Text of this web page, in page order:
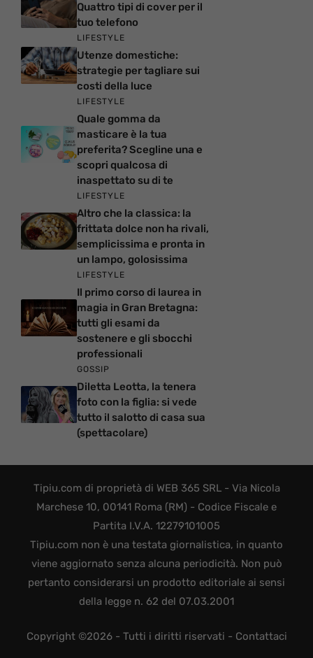
Quattro tipi di cover per il
tuo telefono
LIFESTYLE
Utenze domestiche:
strategie per tagliare sui
costi della luce
LIFESTYLE
Quale gomma da
masticare è la tua
preferita? Scegline una e
scopri qualcosa di
inaspettato su di te
LIFESTYLE
Altro che la classica: la
frittata dolce non ha rivali,
semplicissima e pronta in
un lampo, golosissima
LIFESTYLE
Il primo corso di laurea in
magia in Gran Bretagna:
tutti gli esami da
sostenere e gli sbocchi
professionali
GOSSIP
Diletta Leotta, la tenera
foto con la figlia: si vede
tutto il salotto di casa sua
(spettacolare)
Tipiu.com di proprietà di WEB 365 SRL - Via Nicola
Marchese 10, 00141 Roma (RM) - Codice Fiscale e
Partita I.V.A. 12279101005
Tipiu.com non è una testata giornalistica, in quanto
viene aggiornato senza alcuna periodicità. Non può
pertanto considerarsi un prodotto editoriale ai sensi
della legge n. 62 del 07.03.2001
Copyright ©2026 - Tutti i diritti riservati - Contattaci